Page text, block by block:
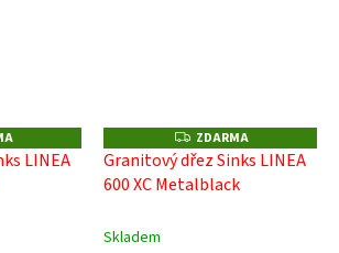
LINEA
Z
D
A
R
ZDARMA
Granitový dřez Sinks LINEA
600 XC Metalblack
Skladem